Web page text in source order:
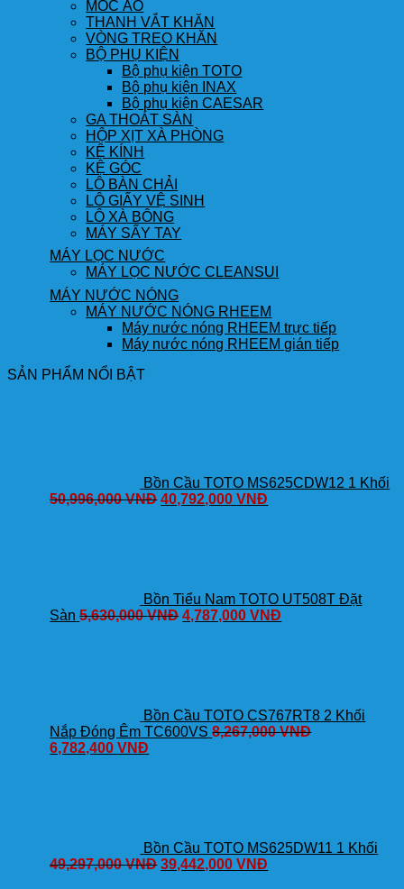
MÓC ÁO
THANH VẮT KHĂN
VÒNG TREO KHĂN
BỘ PHỤ KIỆN
Bộ phụ kiện TOTO
Bộ phụ kiện INAX
Bộ phụ kiện CAESAR
GA THOÁT SÀN
HỘP XỊT XÀ PHÒNG
KỆ KÍNH
KỆ GÓC
LÔ BÀN CHẢI
LÔ GIẤY VỆ SINH
LÔ XÀ BÔNG
MÁY SẤY TAY
MÁY LỌC NƯỚC
MÁY LỌC NƯỚC CLEANSUI
MÁY NƯỚC NÓNG
MÁY NƯỚC NÓNG RHEEM
Máy nước nóng RHEEM trực tiếp
Máy nước nóng RHEEM gián tiếp
SẢN PHẨM NỔI BẬT
Bồn Cầu TOTO MS625CDW12 1 Khối
50,996,000VNĐ 40,792,000VNĐ
Bồn Tiểu Nam TOTO UT508T Đặt
Sàn 5,630,000VNĐ 4,787,000VNĐ
Bồn Cầu TOTO CS767RT8 2 Khối
Nắp Đóng Êm TC600VS 8,267,000VNĐ
6,782,400VNĐ
Bồn Cầu TOTO MS625DW11 1 Khối
49,297,000VNĐ 39,442,000VNĐ